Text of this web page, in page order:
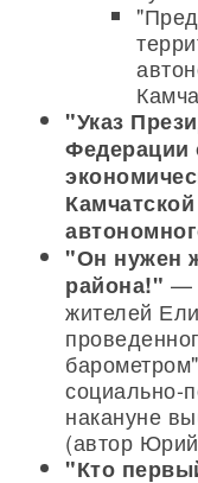
"Указ
Федерации
"Он нужен
района!" —
жителей
социально-
накануне
(автор
"Кто